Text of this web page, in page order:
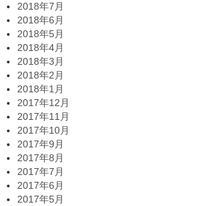
2018年7月
2018年6月
2018年5月
2018年4月
2018年3月
2018年2月
2018年1月
2017年12月
2017年11月
2017年10月
2017年9月
2017年8月
2017年7月
2017年6月
2017年5月